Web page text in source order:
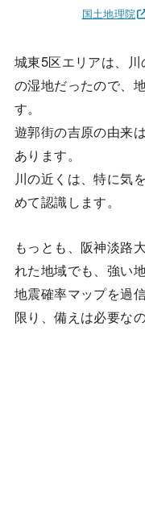
国土地理院
城東5区エリアは、
の湿地だったので、
す。
遊郭街の吉原の由来
あります。
川の近くは、特に気
めて認識します。
もっとも、阪神淡路
れた地域でも、強い
地震確率マップを過
限り、備えは必要な